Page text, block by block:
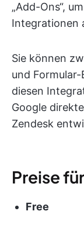
„Add-Ons“,
Integrationen
Sie können
und
diesen
Google
Zendesk
Preise
Free